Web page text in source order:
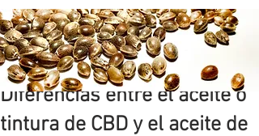
Diferencias entre el aceite o
tintura de CBD y el aceite de
16 mar 2020